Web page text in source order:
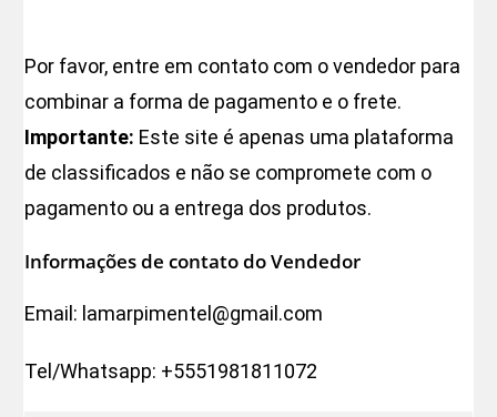
Por favor, entre em contato com o vendedor para
combinar a forma de pagamento e o frete.
Importante: Este site é apenas uma plataforma
de classificados e não se compromete com o
pagamento ou a entrega dos produtos.
Informações de contato do Vendedor
Email: lamarpimentel@gmail.com
Tel/Whatsapp: +5551981811072